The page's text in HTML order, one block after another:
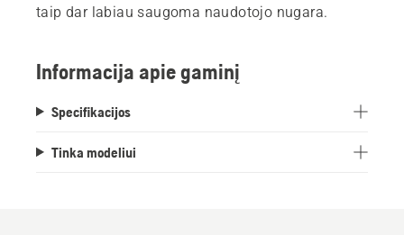
taip dar labiau saugoma naudotojo nugara.
Informacija apie gaminį
Specifikacijos
Tinka modeliui